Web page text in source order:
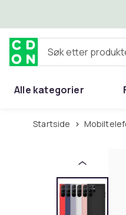
Søk etter produkter
Alle kategorier
Startside